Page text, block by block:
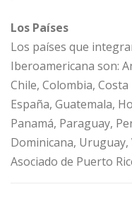
Los Países
Los países que
Iberoamericana son:
Chile, Colombia, Costa
España, Guatemala,
Panamá, Paraguay,
Dominicana,
Asociado de Puerto